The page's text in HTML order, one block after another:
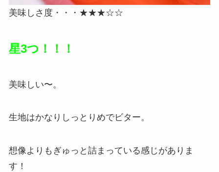
美味しさ度・・・★★★☆☆
星3つ！！！
美味しい〜。
生地はかなりしっとりめでビター。
想像よりもぎゅっと詰まっている感じがありま
す！